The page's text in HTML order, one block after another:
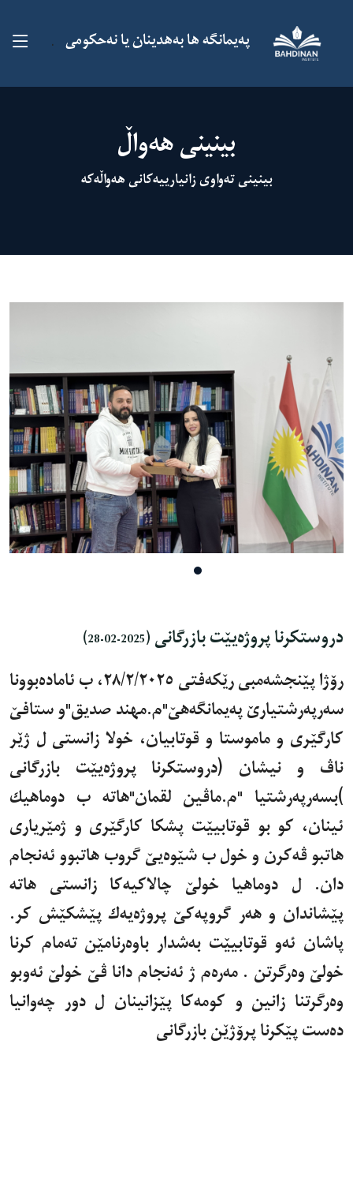
پەیمانگە ها بەهدینان یا نەحکومى .
بینینی هەواڵ
بینینی تەواوی زانیارییەکانی هەواڵەکە
دروستكرنا پروژەيێت بازرگانی (2025-02-28)
رۆژا پێنجشەمبی رێکەفتی ٢٨/٢/٢٠٢٥، ب ئامادەبوونا
سەرپەرشتیارێ پەیمانگەهێ"م.مهند صديق"و ستافێ
کارگێری و ماموستا و قوتابیان، خولا زانستى ل ژێر
ناڤ و نيشان (دروستكرنا پروژەيێت بازرگانی
)بسەرپەرشتیا "م.ماڤین لقمان"هاته ب دوماهيك
ئينان، کو بو قوتابيێت پشكا كارگێری و ژمێرياری
هاتبو ڤەکرن و خول ب شێوەيێ گروب هاتبوو ئەنجام
دان. ل دوماهيا خولێ چالاكيەكا زانستی هاته
پێشاندان و هەر گروپەكێ پروژەيەك پێشكێش كر.
پاشان ئەو قوتابيێت بەشدار باوەرنامێن تەمام كرنا
خولێ وەرگرتن . مەرەم ژ ئەنجام دانا ڤێ خولێ ئەوبو
وەرگرتنا زانین و کومەکا پێزانینان ل دور چەوانیا
دەست پێکرنا پرۆژێن بازرگانی